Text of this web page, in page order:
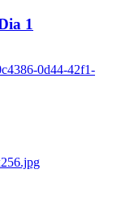
1
0d44-42f1-